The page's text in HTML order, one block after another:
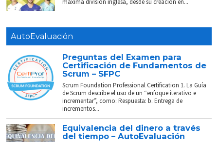
máxima división inglesa, desde su creación en...
AutoEvaluación
Preguntas del Examen para
Certificación de Fundamentos de
Scrum – SFPC
Scrum Foundation Professional Certification 1. La Guía
de Scrum describe el uso de un “enfoque iterativo e
incrementar”, como: Respuesta: b. Entrega de
incrementos...
Equivalencia del dinero a través
del tiempo – AutoEvaluación